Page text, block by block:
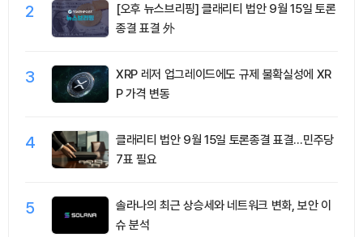
2
[오후 뉴스브리핑] 클래리티 법안 9월 15일 토론
종결 표결 外
3
XRP 레저 업그레이드에도 규제 불확실성에 XR
P 가격 변동
4
클래리티 법안 9월 15일 토론종결 표결…민주당
7표 필요
5
솔라나의 최근 상승세와 네트워크 변화, 보안 이
슈 분석